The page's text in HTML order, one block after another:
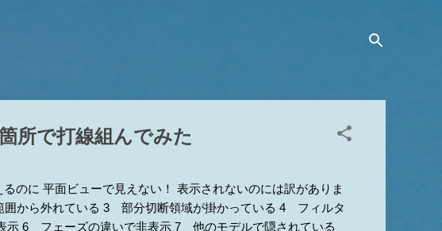
所で打線組んでみた
のに 平面ビューで見えない！ 表示されないのには訳がありま
から外れている 3 部分切断領域が掛かっている 4 フィルタ
示 6 フェーズの違いで非表示 7 他のモデルで隠されている